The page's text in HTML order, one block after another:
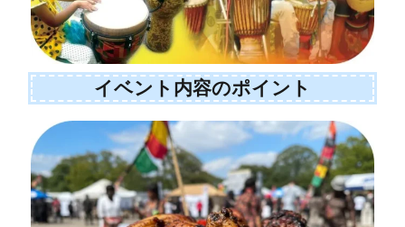
イベント内容のポイント